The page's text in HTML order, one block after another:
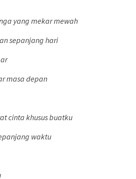
yang mekar mewah
sepanjang hari
masa depan
cinta khusus buatku
waktu